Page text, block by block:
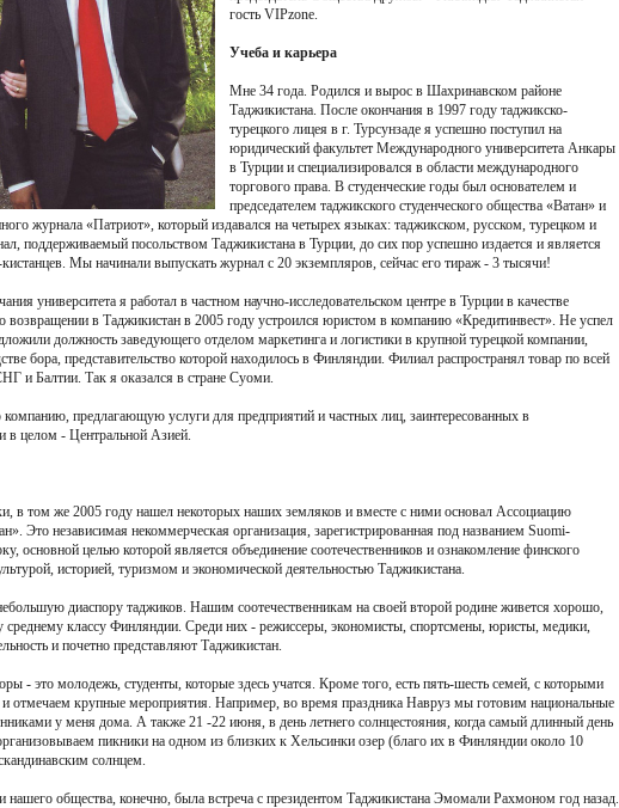
гость VIPzone.
Учеба и карьера
Мне 34 года. Родился и вырос в Шахринавском районе
Таджикистана. После окончания в 1997 году таджикско-
турецкого лицея в г. Турсунзаде я успешно поступил на
юридический факультет Международного университета Анкары
в Турции и специализировался в области международного
торгового права. В студенческие годы был основателем и
председателем таджикского студенческого общества «Ватан» и
журнала «Патриот», который издавался на четырех языках: таджикском, русском, турецком и
поддерживаемый посольством Таджикистана в Турции, до сих пор успешно издается и является
Мы начинали выпускать журнал с 20 экземпляров, сейчас его тираж - 3 тысячи!
университета я работал в частном научно-исследовательском центре в Турции в качестве
возвращении в Таджикистан в 2005 году устроился юристом в компанию «Кредитинвест». Не успел
должность заведующего отделом маркетинга и логистики в крупной турецкой компании,
бора, представительство которой находилось в Финляндии. Филиал распространял товар по всей
и Балтии. Так я оказался в стране Суоми.
компанию, предлагающую услуги для предприятий и частных лиц, заинтересованных в
в целом - Центральной Азией.
в том же 2005 году нашел некоторых наших земляков и вместе с ними основал Ассоциацию
Это независимая некоммерческая организация, зарегистрированная под названием Suomi-
основной целью которой является объединение соотечественников и ознакомление финского
историей, туризмом и экономической деятельностью Таджикистана.
диаспору таджиков. Нашим соотечественникам на своей второй родине живется хорошо,
среднему классу Финляндии. Среди них - режиссеры, экономисты, спортсмены, юристы, медики,
и почетно представляют Таджикистан.
- это молодежь, студенты, которые здесь учатся. Кроме того, есть пять-шесть семей, с которыми
отмечаем крупные мероприятия. Например, во время праздника Навруз мы готовим национальные
у меня дома. А также 21 -22 июня, в день летнего солнцестояния, когда самый длинный день
пикники на одном из близких к Хельсинки озер (благо их в Финляндии около 10
солнцем.
общества, конечно, была встреча с президентом Таджикистана Эмомали Рахмоном год назад.